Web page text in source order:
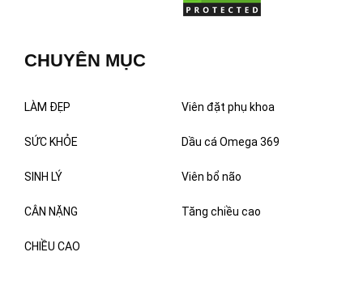
CHUYÊN MỤC
LÀM ĐẸP Viên đặt phụ khoa
SỨC KHỎE Dầu cá Omega 369
SINH LÝ Viên bổ não
CÂN NẶNG Tăng chiều cao
CHIỀU CAO